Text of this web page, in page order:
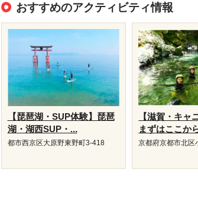
おすすめのアクティビティ情報
【琵琶湖・SUP体験】琵琶
湖・湖西SUP・...
都市西京区大原野東野町3-418
【滋賀・キャ
まずはここか
京都府京都市北区